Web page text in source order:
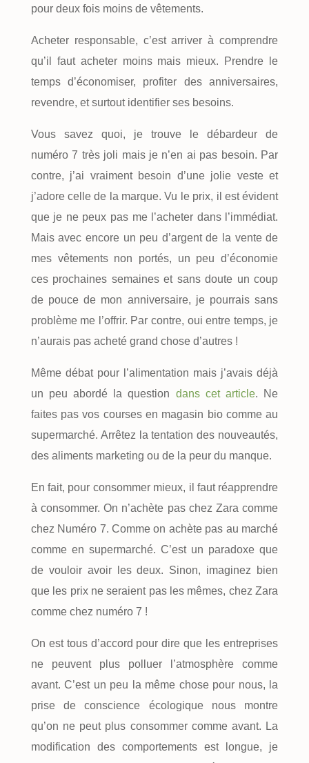
pour deux fois moins de vêtements.
Acheter responsable, c’est arriver à comprendre
qu’il faut acheter moins mais mieux. Prendre le
temps d’économiser, profiter des anniversaires,
revendre, et surtout identifier ses besoins.
Vous savez quoi, je trouve le débardeur de
numéro 7 très joli mais je n’en ai pas besoin. Par
contre, j’ai vraiment besoin d’une jolie veste et
j’adore celle de la marque. Vu le prix, il est évident
que je ne peux pas me l’acheter dans l’immédiat.
Mais avec encore un peu d’argent de la vente de
mes vêtements non portés, un peu d’économie
ces prochaines semaines et sans doute un coup
de pouce de mon anniversaire, je pourrais sans
problème me l’offrir. Par contre, oui entre temps, je
n’aurais pas acheté grand chose d’autres !
Même débat pour l’alimentation mais j’avais déjà
un peu abordé la question dans cet article. Ne
faites pas vos courses en magasin bio comme au
supermarché. Arrêtez la tentation des nouveautés,
des aliments marketing ou de la peur du manque.
En fait, pour consommer mieux, il faut réapprendre
à consommer. On n’achète pas chez Zara comme
chez Numéro 7. Comme on achète pas au marché
comme en supermarché. C’est un paradoxe que
de vouloir avoir les deux. Sinon, imaginez bien
que les prix ne seraient pas les mêmes, chez Zara
comme chez numéro 7 !
On est tous d’accord pour dire que les entreprises
ne peuvent plus polluer l’atmosphère comme
avant. C’est un peu la même chose pour nous, la
prise de conscience écologique nous montre
qu’on ne peut plus consommer comme avant. La
modification des comportements est longue, je